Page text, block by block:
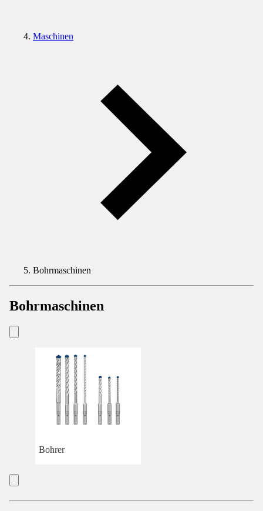
Maschinen
Bohrmaschinen
Bohrmaschinen
Bohrer